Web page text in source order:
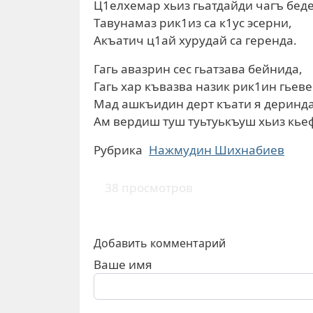
Ц1елхемар хьиз гьатдайди чагъ
Тавунамаз рик1из са к1ус эсерни,
Акъатич ц1ай хурудай са геренда.
Гагь авазрин сес гьатзава бейнида,
Гагь хар къвазва назик рик1ин
Мад ашкъидин дерт къати я
Ам вердиш туш туьтуькъуш хьиз
Рубрика Нажмудин Шихнабиев
38 просмотров
Добавить комментарий
Ваше имя